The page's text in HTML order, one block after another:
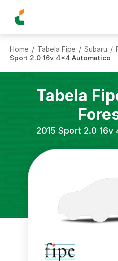
Home / Tabela Fipe / Subaru /
Sport 2.0 16v 4x4 Automatico
Tabela
2015 Sport 2.0 16v